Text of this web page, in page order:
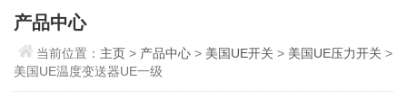
产品中心
当前位置： 主页> 产品中心 > 美国UE开关 > 美国UE压力开关 >
美国UE温度变送器UE一级